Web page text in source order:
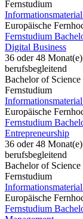
Fernstudium
Europäische
Fernstudium
Digital Business
36 oder 48 Monat(e)
berufsbegleitend
Bachelor of Science
Fernstudium
Europäische
Fernstudium
Entrepreneurship
36 oder 48 Monat(e)
berufsbegleitend
Bachelor of Science
Fernstudium
Europäische
Fernstudium